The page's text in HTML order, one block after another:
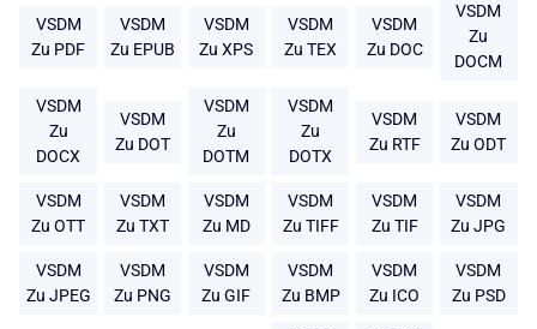
VSDM
Zu PDF
VSDM
Zu EPUB
VSDM
Zu XPS
VSDM
Zu TEX
VSDM
Zu DOC
VSDM
Zu
DOCM
VSDM
Zu
DOCX
VSDM
Zu DOT
VSDM
Zu
DOTM
VSDM
Zu
DOTX
VSDM
Zu RTF
VSDM
Zu ODT
VSDM
Zu OTT
VSDM
Zu TXT
VSDM
Zu MD
VSDM
Zu TIFF
VSDM
Zu TIF
VSDM
Zu JPG
VSDM
Zu JPEG
VSDM
Zu PNG
VSDM
Zu GIF
VSDM
Zu BMP
VSDM
Zu ICO
VSDM
Zu PSD